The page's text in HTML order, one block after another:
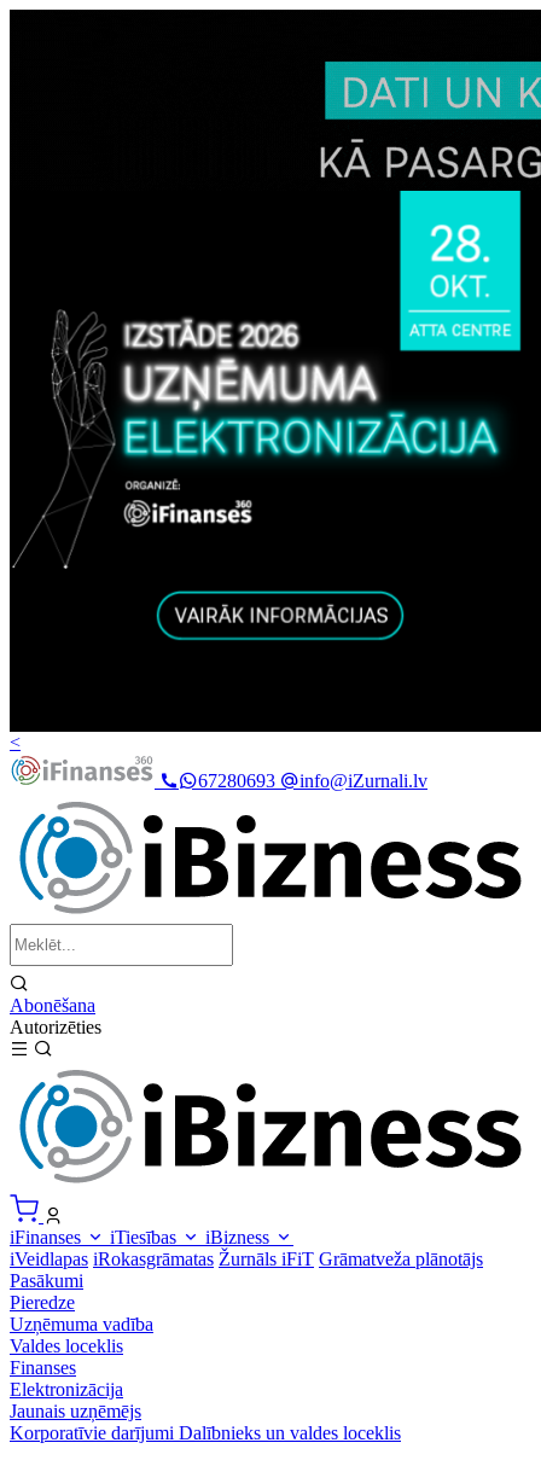
<
67280693
info@iZurnali.lv
Abonēšana
Autorizēties
iFinanses iTiesības
iBizness
iVeidlapas iRokasgrāmatas Žurnāls iFiT Grāmatveža plānotājs
Pasākumi
Pieredze
Uzņēmuma vadība
Valdes loceklis
Finanses
Elektronizācija
Jaunais uzņēmējs
Korporatīvie darījumi Dalībnieks un valdes loceklis